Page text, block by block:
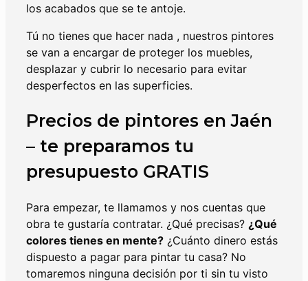
los acabados que se te antoje.
Tú no tienes que hacer nada , nuestros pintores
se van a encargar de proteger los muebles,
desplazar y cubrir lo necesario para evitar
desperfectos en las superficies.
Precios de pintores en Jaén
– te preparamos tu
presupuesto GRATIS
Para empezar, te llamamos y nos cuentas que
obra te gustaría contratar. ¿Qué precisas? ¿Qué
colores tienes en mente? ¿Cuánto dinero estás
dispuesto a pagar para pintar tu casa? No
tomaremos ninguna decisión por ti sin tu visto